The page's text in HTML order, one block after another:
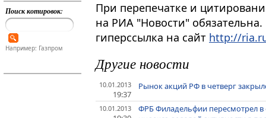
Поиск котировок:
Например: Газпром
При перепечатке и
на РИА "Новости"
гиперссылка на сайт http://
Другие новости
10.01.2013
19:37
Рынок акций РФ в четверг
10.01.2013
ФРБ Филадельфии пересмотрел